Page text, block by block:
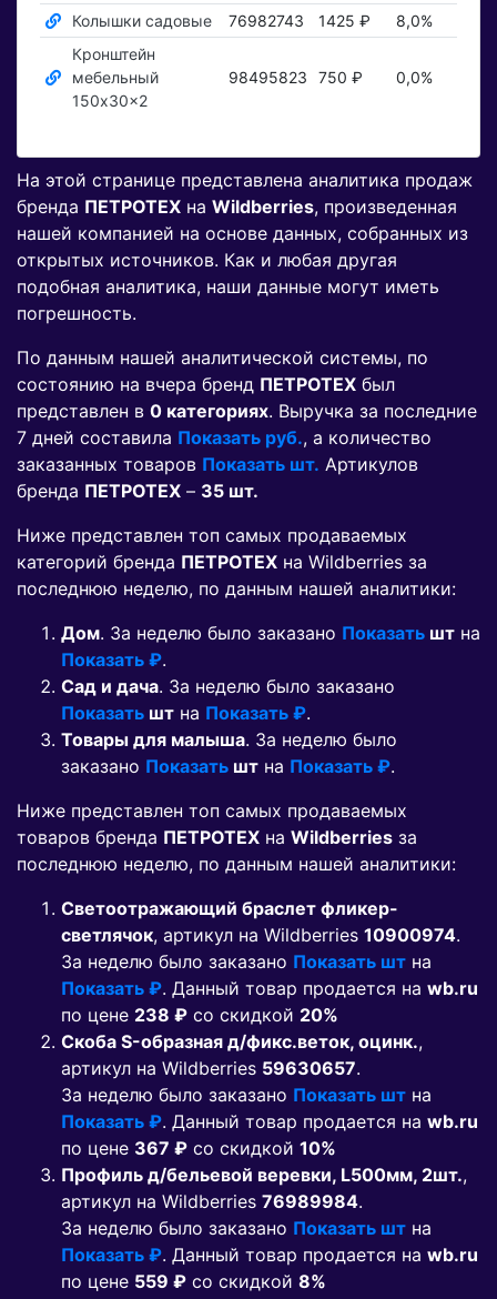
Колышки садовые 76982743 1425 ₽ 8,0%
Кронштейн
мебельный
150x30x2
98495823 750 ₽ 0,0%
На этой странице представлена аналитика продаж
бренда ПЕТРОТЕХ на Wildberries, произведенная
нашей компанией на основе данных, собранных из
открытых источников. Как и любая другая
подобная аналитика, наши данные могут иметь
погрешность.
По данным нашей аналитической системы, по
состоянию на вчера бренд ПЕТРОТЕХ был
представлен в 0 категориях. Выручка за последние
7 дней составила Показать руб., а количество
заказанных товаров Показать шт. Артикулов
бренда ПЕТРОТЕХ – 35 шт.
Ниже представлен топ самых продаваемых
категорий бренда ПЕТРОТЕХ на Wildberries за
последнюю неделю, по данным нашей аналитики:
Дом. За неделю было заказано Показать шт на
Показать ₽.
Сад и дача. За неделю было заказано
Показать шт на Показать ₽.
Товары для малыша. За неделю было
заказано Показать шт на Показать ₽.
Ниже представлен топ самых продаваемых
товаров бренда ПЕТРОТЕХ на Wildberries за
последнюю неделю, по данным нашей аналитики:
Светоотражающий браслет фликер-
светлячок, артикул на Wildberries 10900974.
За неделю было заказано Показать шт на
Показать ₽. Данный товар продается на wb.ru
по цене 238 ₽ co скидкой 20%
Скоба S-образная д/фикс.веток, оцинк.,
артикул на Wildberries 59630657.
За неделю было заказано Показать шт на
Показать ₽. Данный товар продается на wb.ru
по цене 367 ₽ co скидкой 10%
Профиль д/бельевой веревки, L500мм, 2шт.,
артикул на Wildberries 76989984.
За неделю было заказано Показать шт на
Показать ₽. Данный товар продается на wb.ru
по цене 559 ₽ co скидкой 8%